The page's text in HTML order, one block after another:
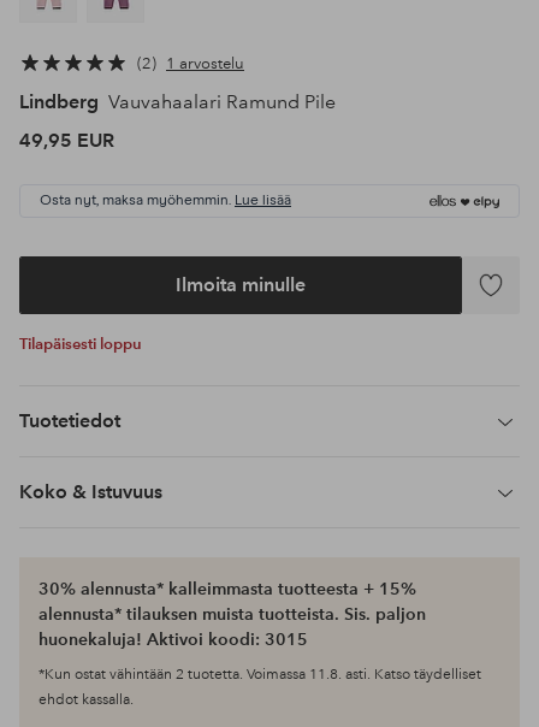
2 1 arvostelu
Lindberg Vauvahaalari Ramund Pile
49,95 EUR
Osta nyt, maksa myöhemmin. Lue lisää
Ilmoita minulle
Lisää
Tilapäisesti loppu
Tuotetiedot
Koko & Istuvuus
30% alennusta* kalleimmasta tuotteesta + 15%
alennusta* tilauksen muista tuotteista. Sis. paljon
huonekaluja! Aktivoi koodi: 3015
*Kun ostat vähintään 2 tuotetta. Voimassa 11.8. asti. Katso täydelliset
ehdot kassalla.